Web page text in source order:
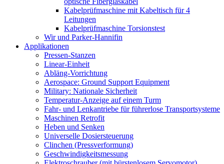
Kabelprüfmaschine mit Kabeltisch für 4
Leitungen
Kabelprüfmaschine Torsionstest
Wir und Parker-Hannifin
Applikationen
Pressen-Stanzen
Linear-Einheit
Abläng-Vorrichtung
Aerospace: Ground Support Equipment
Military: Nationale Sicherheit
Temperatur-Anzeige auf einem Turm
Fahr- und Lenkantriebe für führerlose Transportsysteme
Maschinen Retrofit
Heben und Senken
Universelle Dosiersteuerung
Clinchen (Pressverformung)
Geschwindigkeitsmessung